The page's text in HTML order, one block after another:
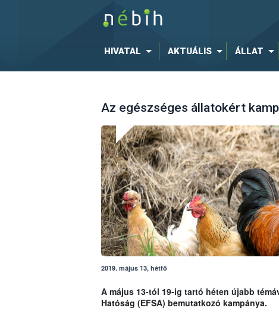
HIVATAL AKTUÁLIS ÁLLAT
Az egészséges állatokért
2019. május 13, hétfő
A május 13-tól 19-ig tartó héten újabb
Hatóság (EFSA) bemutatkozó kampánya.